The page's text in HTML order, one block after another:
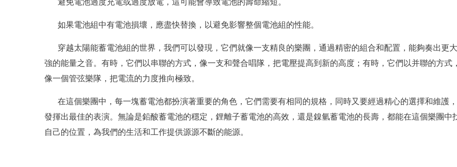
避免電池過度充電或過度放電，這可能會導致電池的壽命縮短。
如果電池組中有電池損壞，應盡快替換，以避免影響整個電池組的性能。
穿越太陽能蓄電池組的世界，我們可以發現，它們就像一支精良的樂團，通過精密的組合和配置，能夠奏出更
強的能量之音。有時，它們以串聯的方式，像一支和聲合唱隊，把電壓提高到新的高度；有時，它們以并聯的方式
像一個管弦樂隊，把電流的力度推向極致。
在這個樂團中，每一塊蓄電池都扮演著重要的角色，它們需要有相同的規格，同時又要經過精心的選擇和維護
發揮出最佳的表演。無論是鉛酸蓄電池的穩定，鋰離子蓄電池的高效，還是鎳氫蓄電池的長壽，都能在這個樂團中
自己的位置，為我們的生活和工作提供源源不斷的能源。